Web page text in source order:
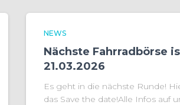
NEWS
Nächste Fahrradbörse
21.03.2026
Es geht in die nächste Runde!
das Save the date!Alle Infos auf